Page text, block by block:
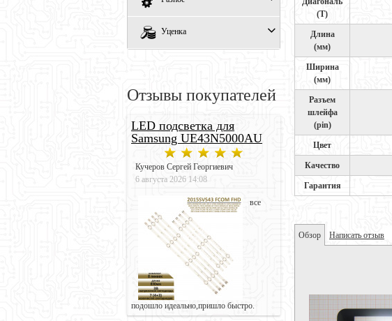
Уценка
Отзывы покупателей
LED подсветка для
Samsung UE43N5000AU
Кучеров Сергей Георгиевич
6 августа 2026 14:08
все
подошло идеально,пришло быстро.
(Т)
Длина
(мм)
Ширина
(мм)
Разъем
шлейфа
(pin)
Цвет
Качество
Гарантия
Обзор Написать отзыв